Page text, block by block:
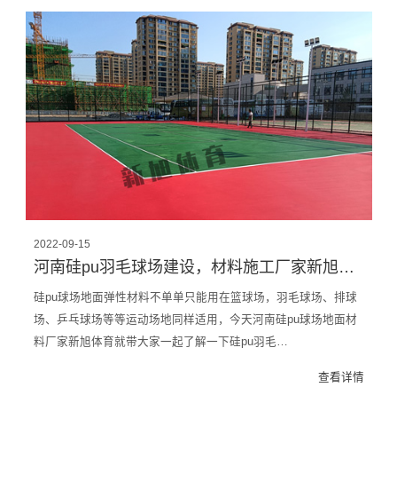
2022-09-15
河南硅pu羽毛球场建设，材料施工厂家新旭体育，简述硅pu羽毛球场
硅pu球场地面弹性材料不单单只能用在篮球场，羽毛球场、排球
场、乒乓球场等等运动场地同样适用，今天河南硅pu球场地面材
料厂家新旭体育就带大家一起了解一下硅pu羽毛…
查看详情